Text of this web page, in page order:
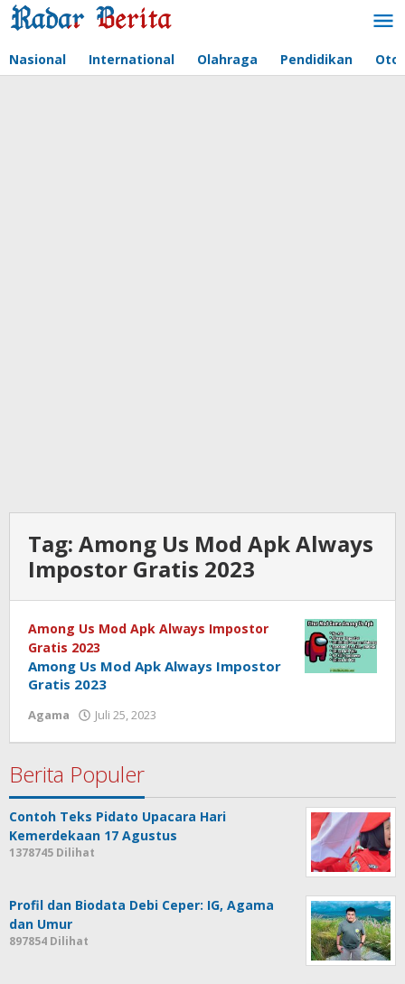
Lewati
ke
Nasional International Olahraga Pendidikan
Tag: Among Us Mod Apk Always
Impostor Gratis 2023
Among Us Mod Apk Always Impostor
Gratis 2023
Among Us Mod Apk Always Impostor
Gratis 2023
Agama Juli 25, 2023
Berita Populer
Contoh Teks Pidato Upacara Hari
Kemerdekaan 17 Agustus
1378745 Dilihat
Profil dan Biodata Debi Ceper: IG, Agama
dan Umur
897854 Dilihat